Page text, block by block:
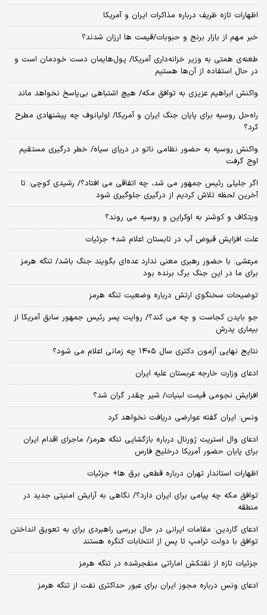
اظهارات تازه ظریف درباره مذاکرات ایران و آمریکا
خبر مهم از بازار برنج و حبوبات/قیمت ها ارزان شدند؟
طعنه‌ی‌ همتی به وزیر خزانه‌داری آمریکا/ پول‌هایمان دست خودمان است و
در حال استفاده از آن‌ها هستیم
واکنش ابراهیم عزیزی به توافق مکه/ هیچ اشتباهی بی‌پاسخ نخواهد ماند
راه‌حل روسیه برای پایان جنگ ایران و آمریکا/ اولیانوف چه پیشنهادی مطرح
کرد؟
واکنش روسیه به حضور نظامی ناتو در دریای سیاه/ خطر درگیری مستقیم
اوج گرفت
اگر جلیلی رئیس جمهور می شد، چه اتفاقی می افتاد؟/ رشیدی کوچی: تا
آخرین لحظه تلاش کردیم از درگیری جلوگیری شود
ویتکاف و کوشنر به اوکراین و روسیه می روند؟
علت افزایش قبوض آب در تابستان اعلام شد+ جزئیات
مرعشی: با حضور رهبری معنی ندارد عده‌ای بگویند جنگ باشد/ تنگه هرمز
برای ما در این جنگ برگ برنده بود
توضیحات سخنگوی ارتش درباره وضعیت تنگه هرمز
جو بایدن کجاست و چه می کند؟/ روایت پسر رئیس جمهور سابق آمریکا از
بیماری پدرش
نتایج نهایی آزمون دکتری سال ۱۴۰۵ چه زمانی اعلام می شود؟
ادعای وزارت خارجه عربستان علیه ایران
افزایش نجومی قیمت لبنیات/ شیر چقدر گران شد؟
ونس: ایران گفته عوارضی دریافت نخواهد کرد
ادعای وال استریت ژورنال درباره بازگشایی تنگه هرمز/ ماجرای اقدام ایران
برای پایان حضور آمریکا درخلیج فارس
اظهارات استاندار تهران درباره قطعی برق ها+ جزئیات
توافق مکه چه پیامی برای ایران دارد؟/ نگاهی به آرایش امنیتی جدید در
منطقه
ادعای گاردین: مقامات ایرانی در حال بررسی راهبردی برای به تعویق انداختن
توافق با دولت ترامپ تا پس از انتخابات کنگره هستند
جزئیات تازه از نفتکش اماراتی منفجرشده در تنگه هرمز
ادعای ونس درباره مجوز ایران برای عبور حداکثری نفت از تنگه هرمز